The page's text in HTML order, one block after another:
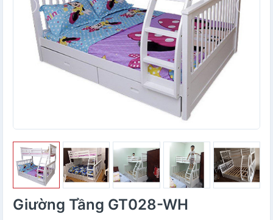
Giường Tầng GT028-WH